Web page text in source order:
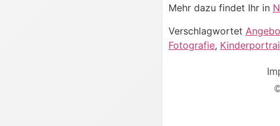
Mehr dazu findet Ihr in
Verschlagwortet
Fotografie,